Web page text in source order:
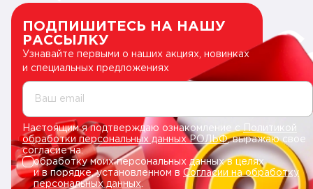
ПОДПИШИТЕСЬ НА НАШУ
РАССЫЛКУ
Узнавайте первыми о наших акциях, новинках
и специальных предложениях
Ваш email
Настоящим я подтверждаю ознакомление сПолитикой
обработки персональных данных РОЛЬФ, выражаю свое
согласие на:
обработку моих персональных данных в целях
и в порядке, установленном в Согласии на обработку
персональных данных.